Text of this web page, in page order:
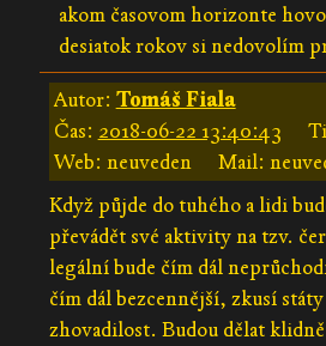
akom časovom horizonte
desiatok rokov si nedovolím
Autor: Tomáš Fiala
Čas: 2018-06-22 13:40:43
Web: neuveden
Mail:
Když půjde do tuhého a lidi
převádět své aktivity na tzv.
legální bude čím dál
čím dál bezcennější, zkusí
zhovadilost. Budou dělat